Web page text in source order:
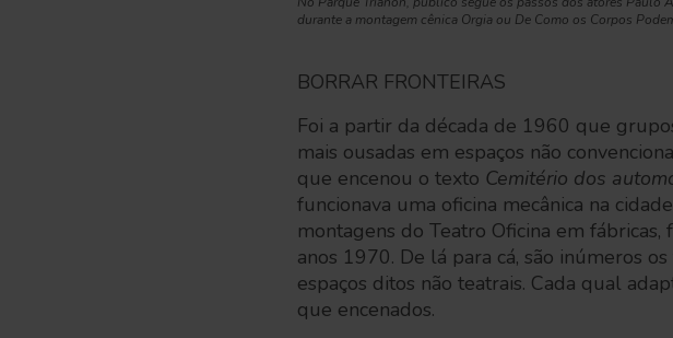
durante a montagem cênica Orgia ou De Como os Corpos
BORRAR FRONTEIRAS
Foi a partir da década de 1960 que
mais ousadas em espaços não
que encenou o texto Cemitério dos
funcionava uma oficina mecânica na
montagens do Teatro Oficina em fábricas,
anos 1970. De lá para cá, são inúmeros
espaços ditos não teatrais. Cada qual
que encenados.